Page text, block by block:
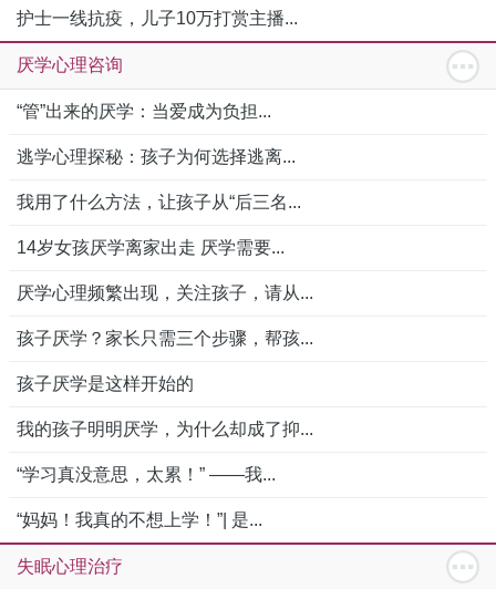
护士一线抗疫，儿子10万打赏主播...
厌学心理咨询
“管”出来的厌学：当爱成为负担...
逃学心理探秘：孩子为何选择逃离...
我用了什么方法，让孩子从“后三名...
14岁女孩厌学离家出走 厌学需要...
厌学心理频繁出现，关注孩子，请从...
孩子厌学？家长只需三个步骤，帮孩...
孩子厌学是这样开始的
我的孩子明明厌学，为什么却成了抑...
“学习真没意思，太累！” ——我...
“妈妈！我真的不想上学！”| 是...
失眠心理治疗